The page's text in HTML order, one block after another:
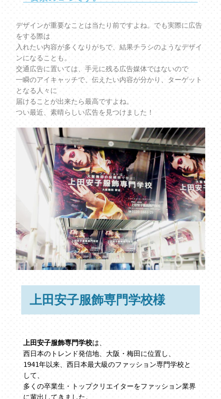
デザインが重要なことは当たり前ですよね。でも実際に広告
をする際は
入れたい内容が多くなりがちで、結果チラシのようなデザイ
ンになることも。
交通広告に置いては、手元に残る広告媒体ではないので
一瞬のアイキャッチで、伝えたい内容が分かり、ターゲット
となる人々に
届けることが出来たら最高ですよね。
つい最近、素晴らしい広告を見つけました！
上田安子服飾専門学校様
上田安子服飾専門学校は、
西日本のトレンド発信地、大阪・梅田に位置し、
1941年以来、西日本最大級のファッション専門学校と
して、
多くの卒業生・トップクリエイターをファッション業界
に輩出してきました。